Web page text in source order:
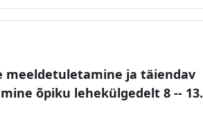
meeldetuletamine ja täiendav
õpiku lehekülgedelt 8 -- 13.